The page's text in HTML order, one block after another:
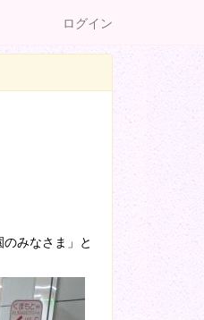
ログイン
みなさま」と